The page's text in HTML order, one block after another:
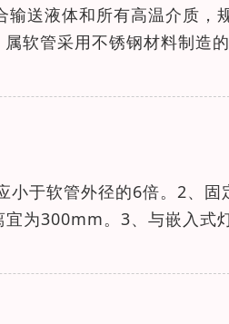
输送液体和所有高温介质，
软管采用不锈钢材料制造
小于软管外径的6倍。2、固
为300mm。3、与嵌入式